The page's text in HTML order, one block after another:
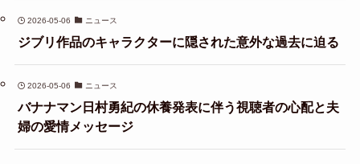
2026-05-06 ニュース
ジブリ作品のキャラクターに隠された意外な過去に迫る
2026-05-06 ニュース
バナナマン日村勇紀の休養発表に伴う視聴者の心配と夫
婦の愛情メッセージ